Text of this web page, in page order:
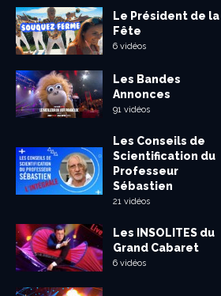
Le Président de la
Fête
6 vidéos
Les Bandes
Annonces
91 vidéos
Les Conseils de
Scientification du
Professeur
Sébastien
21 vidéos
Les INSOLITES du
Grand Cabaret
6 vidéos